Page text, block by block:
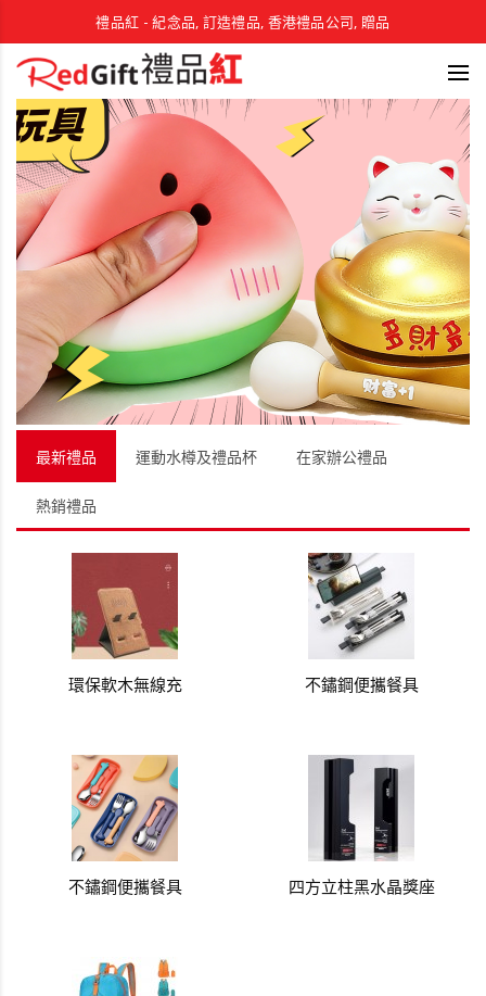
禮品紅 - 紀念品, 訂造禮品, 香港禮品公司, 贈品
最新禮品 運動水樽及禮品杯 在家辦公禮品
熱銷禮品
環保軟木無線充 不鏽鋼便攜餐具
不鏽鋼便攜餐具 四方立柱黑水晶獎座